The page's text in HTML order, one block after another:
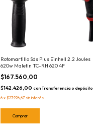
Rotomartillo Sds Plus Einhell 2.2 Joules
620w Maletin TC-RH 620 4F
$167.560,00
$142.426,00 con Transferencia o depósito
6 x $27.926,67 sin interés